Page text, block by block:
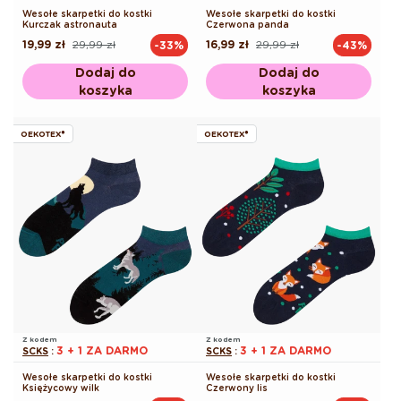
Wesołe skarpetki do kostki
Kurczak astronauta
Cena
29,99 zł
Cena
19,99 zł -33%
Dodaj do
koszyka
Wesołe skarpetki do kostki
Czerwona panda
Cena
29,99 zł
Cena
16,99 zł -43%
Dodaj do
koszyka
OEKOTEX®
Z kodem
SCKS : 3 + 1 ZA DARMO
Wesołe skarpetki do kostki
Księżycowy wilk
OEKOTEX®
Z kodem
SCKS : 3 + 1 ZA DARMO
Wesołe skarpetki do kostki
Czerwony lis